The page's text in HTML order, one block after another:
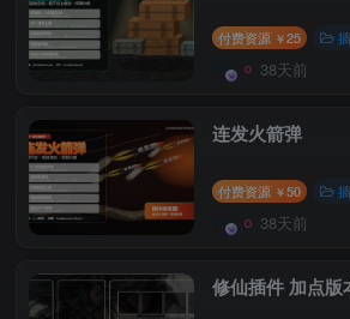
付费资源 ￥25
38天前
连发火箭弹
付费资源 ￥50
38天前
修仙插件 加点版